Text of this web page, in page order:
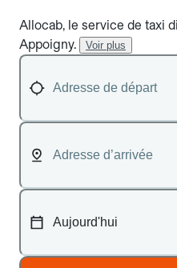
Allocab, le service de taxi
Appoigny.
Voir plus